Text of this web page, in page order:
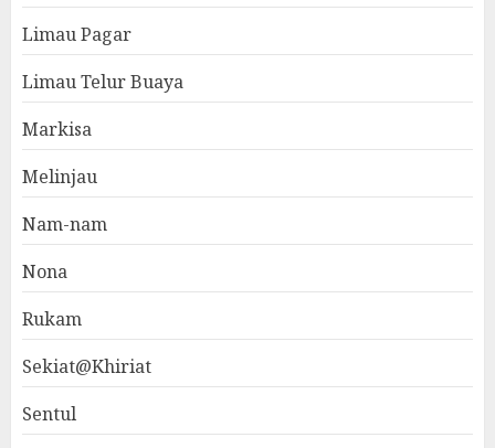
Limau Pagar
Limau Telur Buaya
Markisa
Melinjau
Nam-nam
Nona
Rukam
Sekiat@Khiriat
Sentul